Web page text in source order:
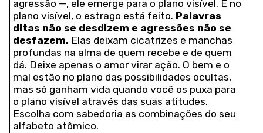
agressão —, ele emerge para o plano visível. E no
plano visível, o estrago está feito. Palavras
ditas não se desdizem e agressões não se
desfazem. Elas deixam cicatrizes e manchas
profundas na alma de quem recebe e de quem
dá. Deixe apenas o amor virar ação. O bem e o
mal estão no plano das possibilidades ocultas,
mas só ganham vida quando você os puxa para
o plano visível através das suas atitudes.
Escolha com sabedoria as combinações do seu
alfabeto atômico.